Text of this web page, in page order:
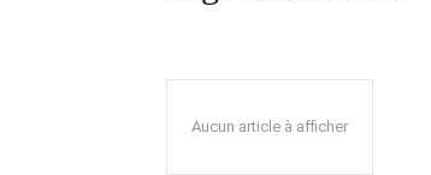
Aucun article à afficher